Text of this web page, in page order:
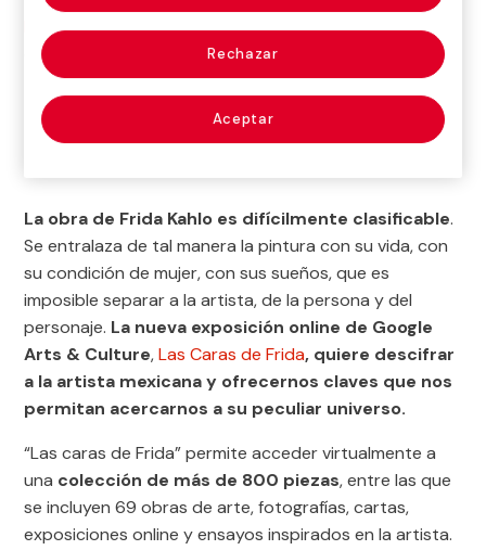
Inicio>Blog>Las caras de Frida, nueva exposición
online en Google Arts & Culture

La obra de Frida Kahlo es difícilmente clasificable.
Se entralaza de tal manera la pintura con su vida, con
su condición de mujer, con sus sueños, que es
imposible separar a la artista, de la persona y del
personaje. La nueva exposición online de Google
Arts & Culture,Las Caras de Frida, quiere descifrar
a la artista mexicana y ofrecernos claves que nos
permitan acercarnos a su peculiar universo.
“Las caras de Frida” permite acceder virtualmente a
una colección de más de 800 piezas, entre las que
se incluyen 69 obras de arte, fotografías, cartas,
exposiciones online y ensayos inspirados en la artista.
Rechazar
Aceptar